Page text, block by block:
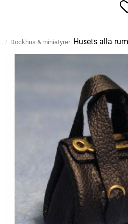
Dockhus & miniatyrer Husets alla rum